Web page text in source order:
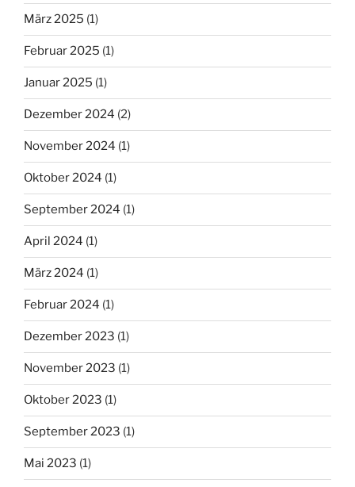
März 2025 (1)
Februar 2025 (1)
Januar 2025 (1)
Dezember 2024 (2)
November 2024 (1)
Oktober 2024 (1)
September 2024 (1)
April 2024 (1)
März 2024 (1)
Februar 2024 (1)
Dezember 2023 (1)
November 2023 (1)
Oktober 2023 (1)
September 2023 (1)
Mai 2023 (1)